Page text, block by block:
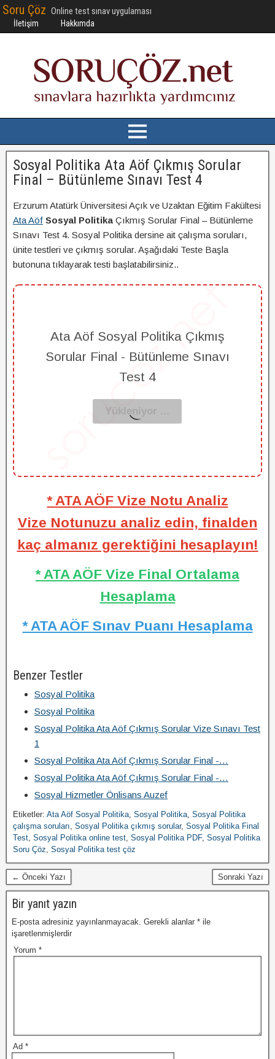
Soru Çöz Online test sınav uygulaması
İletişim Hakkımda
Sosyal Politika Ata Aöf Çıkmış Sorular
Final – Bütünleme Sınavı Test 4
Erzurum Atatürk Üniversitesi Açık ve Uzaktan Eğitim Fakültesi
Ata Aöf Sosyal Politika Çıkmış Sorular Final – Bütünleme
Sınavı Test 4. Sosyal Politika dersine ait çalışma soruları,
ünite testleri ve çıkmış sorular. Aşağıdaki Teste Başla
butonuna tıklayarak testi başlatabilirsiniz..
Ata Aöf Sosyal Politika Çıkmış
Sorular Final - Bütünleme Sınavı
Test 4
* ATA AÖF Vize Notu Analiz
Vize Notunuzu analiz edin, finalden
kaç almanız gerektiğini hesaplayın!
* ATA AÖF Vize Final Ortalama
Hesaplama
* ATA AÖF Sınav Puanı Hesaplama
Benzer Testler
Sosyal Politika
Sosyal Politika
Sosyal Politika Ata Aöf Çıkmış Sorular Vize Sınavı Test
1
Sosyal Politika Ata Aöf Çıkmış Sorular Final -…
Sosyal Politika Ata Aöf Çıkmış Sorular Final -…
Sosyal Hizmetler Önlisans Auzef
Etiketler: Ata Aöf Sosyal Politika, Sosyal Politika, Sosyal Politika
çalışma soruları, Sosyal Politika çıkmış sorular, Sosyal Politika Final
Test, Sosyal Politika online test, Sosyal Politika PDF, Sosyal Politika
Soru Çöz, Sosyal Politika test çöz
← Önceki Yazı Sonraki Yazı
Bir yanıt yazın
E-posta adresiniz yayınlanmayacak. Gerekli alanlar * ile
işaretlenmişlerdir
Yorum *
Ad *